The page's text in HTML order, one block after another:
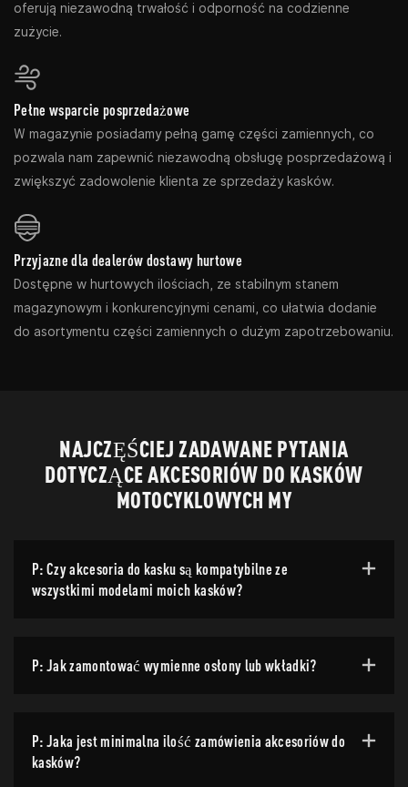
oferują niezawodną trwałość i odporność na codzienne
zużycie.
Pełne wsparcie posprzedażowe
W magazynie posiadamy pełną gamę części zamiennych, co
pozwala nam zapewnić niezawodną obsługę posprzedażową i
zwiększyć zadowolenie klienta ze sprzedaży kasków.
Przyjazne dla dealerów dostawy hurtowe
Dostępne w hurtowych ilościach, ze stabilnym stanem
magazynowym i konkurencyjnymi cenami, co ułatwia dodanie
do asortymentu części zamiennych o dużym zapotrzebowaniu.
NAJCZĘŚCIEJ ZADAWANE PYTANIA
DOTYCZĄCE AKCESORIÓW DO KASKÓW
MOTOCYKLOWYCH MY
P: Czy akcesoria do kasku są kompatybilne ze
wszystkimi modelami moich kasków?
P: Jak zamontować wymienne osłony lub wkładki?
P: Jaka jest minimalna ilość zamówienia akcesoriów do
kasków?